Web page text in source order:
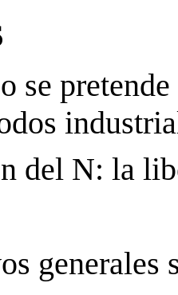
se
del N: la
generales